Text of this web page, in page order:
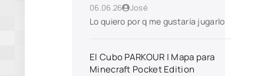
06.06.26 José
Lo quiero por q me gustaría jugarlo
El Cubo PARKOUR | Mapa para
Minecraft Pocket Edition